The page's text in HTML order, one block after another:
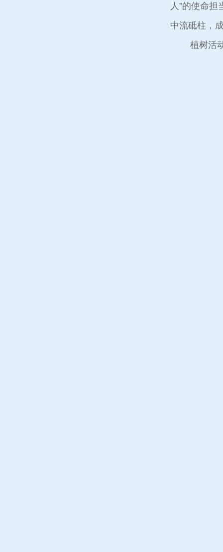
人”的使命
中流砥柱，
植树活动